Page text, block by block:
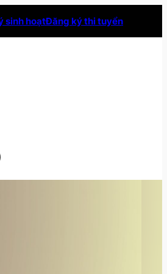
sinh hoạtĐăng ký thi tuyển